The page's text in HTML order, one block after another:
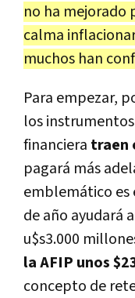
no ha mejorado
calma
muchos han
Para empezar,
los
financiera traen
pagará más
emblemático es
de año ayudará
u$s3.000
la AFIP unos
concepto de